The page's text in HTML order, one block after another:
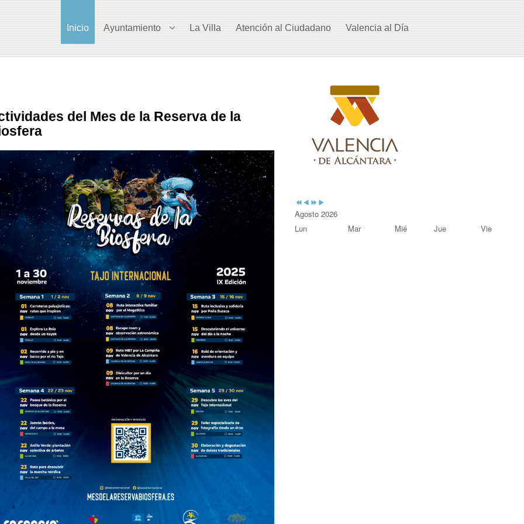
Inicio Ayuntamiento La Villa Atención al Ciudadano Valencia al Día
del Mes de la Reserva de la
YearMonth
YearMonth
Agosto 2026
Lun
Mar Mié Jue Vie